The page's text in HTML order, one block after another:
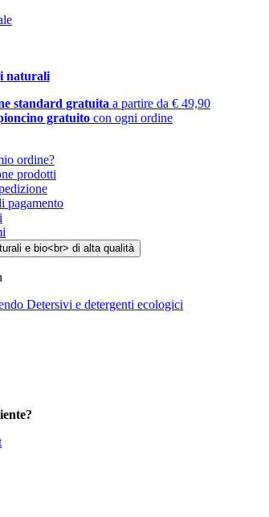
naturali
standard gratuita a partire da € 49,90
gratuito con ogni ordine
ordine?
prodotti
pagamento
Detersivi e detergenti ecologici